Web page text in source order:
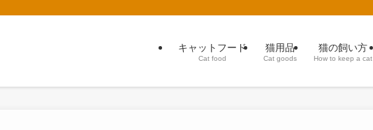
キャットフード
Cat food
猫用品
Cat goods
猫の飼い方
How to keep a cat